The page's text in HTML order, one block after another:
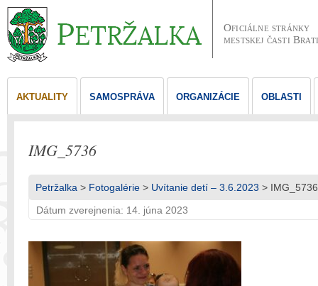
Oficiálne stránky
mestskej časti
AKTUALITY SAMOSPRÁVA ORGANIZÁCIE OBLASTI
IMG_5736
Petržalka > Fotogalérie > Uvítanie detí – 3.6.2023 > IMG_5736
Dátum zverejnenia: 14. júna 2023